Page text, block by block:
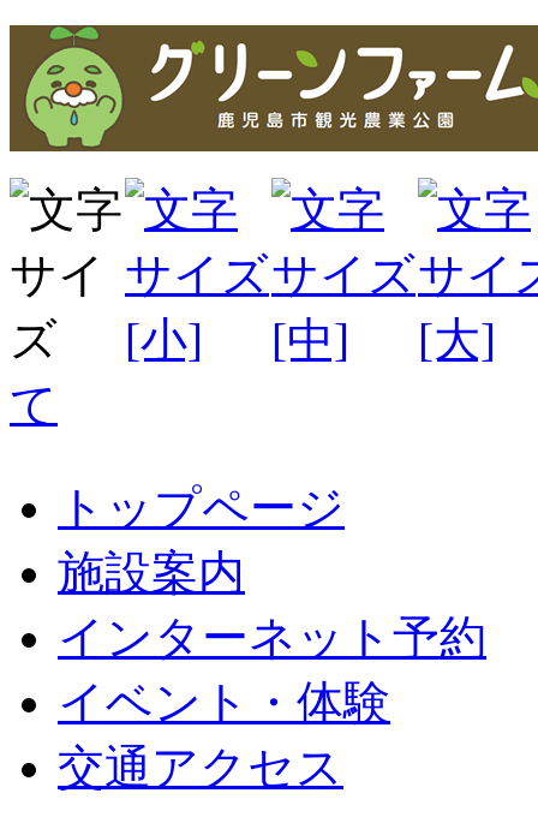
て
トップページ
施設案内
インターネット予約
イベント・体験
交通アクセス